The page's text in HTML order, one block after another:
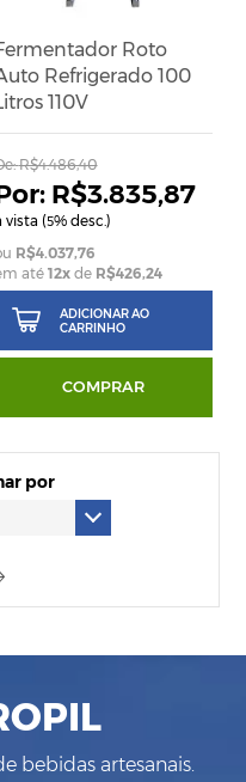
Roto
Refrigerado 100
110V
R$3.835,87
vista (5% desc.)
R$4.486,40
R$4.037,76
até 12xde R$426,24
ADICIONAR AO
CARRINHO
COMPRAR
por
bebidas artesanais.